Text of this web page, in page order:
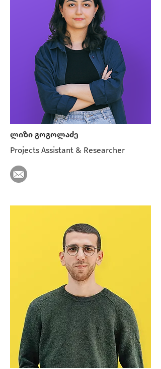
ლიზი გოგოლაძე
Projects Assistant & Researcher